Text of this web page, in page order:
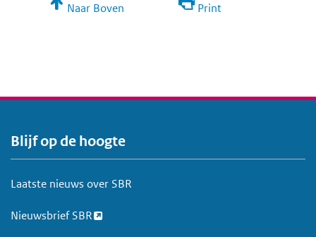
Naar Boven Print
V
o
e
Blijf op de hoogte
Laatste nieuws over SBR
Nieuwsbrief SBR